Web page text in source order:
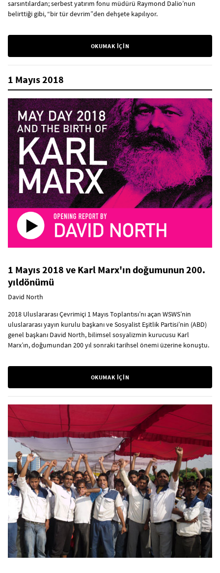
sarsıntılardan; serbest yatırım fonu müdürü Raymond Dalio’nun
belirttiği gibi, “bir tür devrim”den dehşete kapılıyor.
OKUMAK İÇİN
1 Mayıs 2018
1 Mayıs 2018 ve Karl Marx'ın doğumunun 200.
yıldönümü
David North
2018 Uluslararası Çevrimiçi 1 Mayıs Toplantısı’nı açan WSWS’nin
uluslararası yayın kurulu başkanı ve Sosyalist Eşitlik Partisi’nin (ABD)
genel başkanı David North, bilimsel sosyalizmin kurucusu Karl
Marx’ın, doğumundan 200 yıl sonraki tarihsel önemi üzerine konuştu.
OKUMAK İÇİN